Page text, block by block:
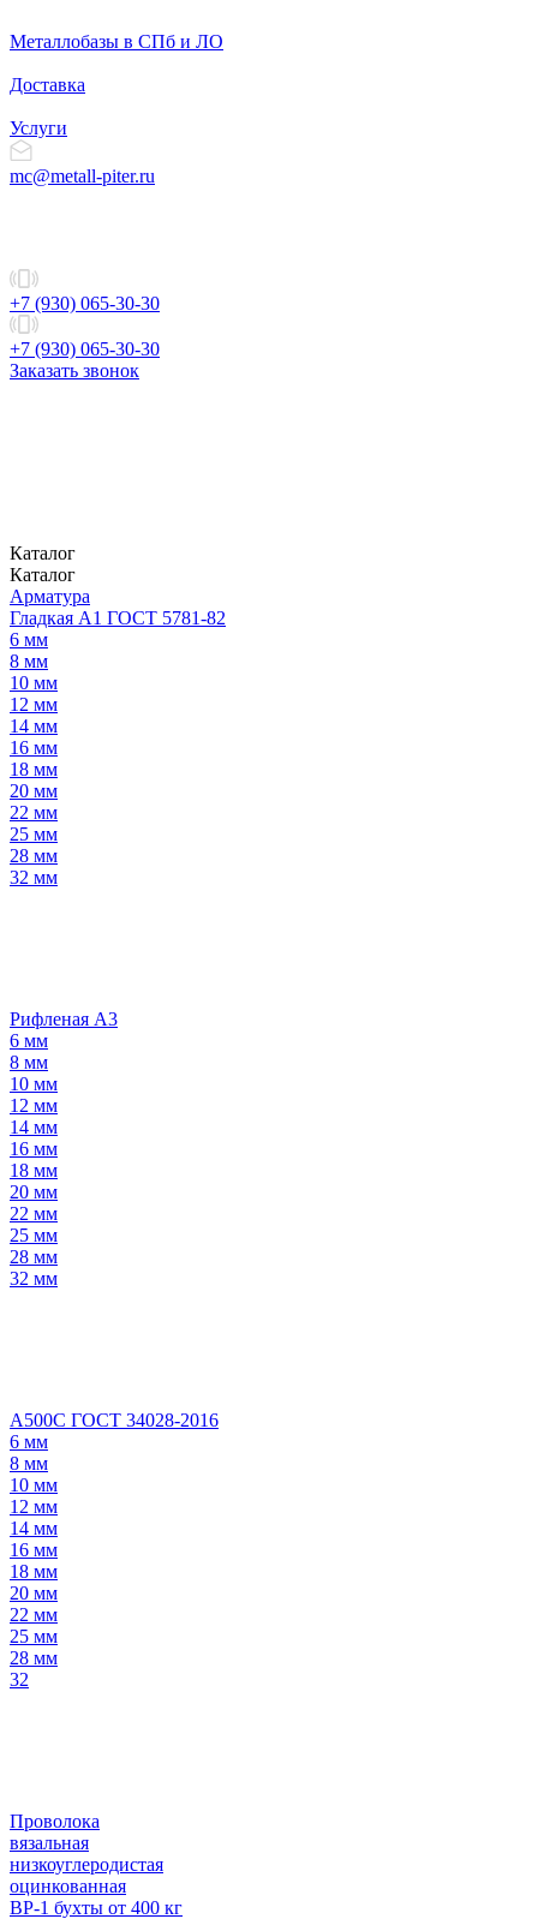
Металлобазы в СПб и ЛО
Доставка
Услуги
mc@metall-piter.ru
+7 (930) 065-30-30
+7 (930) 065-30-30
Заказать звонок
Каталог
Каталог
Арматура
Гладкая А1 ГОСТ 5781-82
6 мм
8 мм
10 мм
12 мм
14 мм
16 мм
18 мм
20 мм
22 мм
25 мм
28 мм
32 мм
Рифленая А3
6 мм
8 мм
10 мм
12 мм
14 мм
16 мм
18 мм
20 мм
22 мм
25 мм
28 мм
32 мм
А500С ГОСТ 34028-2016
6 мм
8 мм
10 мм
12 мм
14 мм
16 мм
18 мм
20 мм
22 мм
25 мм
28 мм
32
Проволока
вязальная
низкоуглеродистая
оцинкованная
ВР-1 бухты от 400 кг